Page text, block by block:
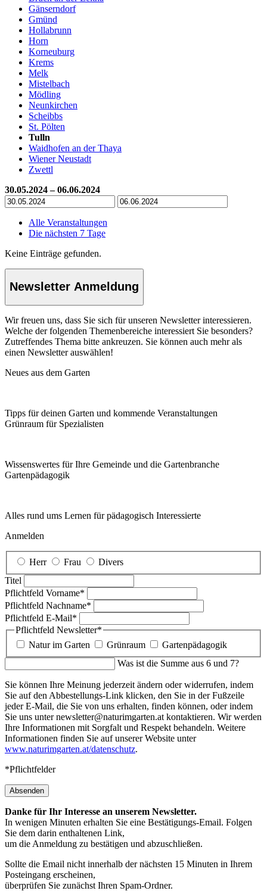
Gänserndorf
Gmünd
Hollabrunn
Horn
Korneuburg
Krems
Melk
Mistelbach
Mödling
Neunkirchen
Scheibbs
St. Pölten
Tulln
Waidhofen an der Thaya
Wiener Neustadt
Zwettl
30.05.2024 – 06.06.2024
Alle Veranstaltungen
Die nächsten 7 Tage
Keine Einträge gefunden.
Newsletter Anmeldung
Wir freuen uns, dass Sie sich für unseren Newsletter interessieren.
Welche der folgenden Themenbereiche interessiert Sie besonders?
Zutreffendes Thema bitte ankreuzen. Sie können auch mehr als
einen Newsletter auswählen!
Neues aus dem Garten
Tipps für deinen Garten und kommende Veranstaltungen
Grünraum für Spezialisten
Wissenswertes für Ihre Gemeinde und die Gartenbranche
Garten­pädagogik
Alles rund ums Lernen für pädagogisch Interessierte
Anmelden
Herr Frau
Divers
Titel
Pflichtfeld Vorname*
Pflichtfeld Nachname*
Pflichtfeld E-Mail*
Pflichtfeld Newsletter*
Natur im Garten
Grünraum
Gartenpädagogik
Was ist die Summe aus 6 und 7?
Sie können Ihre Meinung jederzeit ändern oder widerrufen, indem
Sie auf den Abbestellungs-Link klicken, den Sie in der Fußzeile
jeder E-Mail, die Sie von uns erhalten, finden können, oder indem
Sie uns unter newsletter@naturimgarten.at kontaktieren. Wir werden
Ihre Informationen mit Sorgfalt und Respekt behandeln. Weitere
Informationen finden Sie auf unserer Website unter
www.naturimgarten.at/datenschutz.
*Pflichtfelder
Absenden
Danke für Ihr Interesse an unserem Newsletter.
In wenigen Minuten erhalten Sie eine Bestätigungs-Email. Folgen
Sie dem darin enthaltenen Link,
um die Anmeldung zu bestätigen und abzuschließen.
Sollte die Email nicht innerhalb der nächsten 15 Minuten in Ihrem
Posteingang erscheinen,
überprüfen Sie zunächst Ihren Spam-Ordner.